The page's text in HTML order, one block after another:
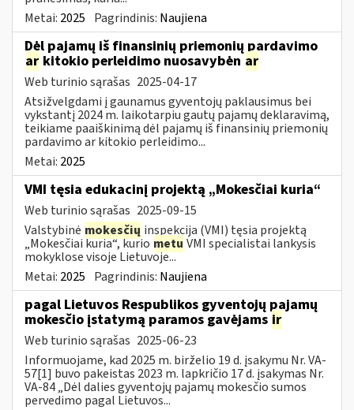
Metai: 2025 Pagrindinis: Naujiena
Dėl pajamų iš finansinių priemonių pardavimo
ar kitokio perleidimo nuosavybėn ar
Web turinio sąrašas 2025-04-17
Atsižvelgdami į gaunamus gyventojų paklausimus bei
vykstantį 2024 m. laikotarpiu gautų pajamų deklaravimą,
teikiame paaiškinimą dėl pajamų iš finansinių priemonių
pardavimo ar kitokio perleidimo...
Metai: 2025
VMI tęsia edukacinį projektą „Mokesčiai kuria“
Web turinio sąrašas 2025-09-15
Valstybinė mokesčių inspekcija (VMI) tęsia projektą
„Mokesčiai kuria“, kurio metu VMI specialistai lankysis
mokyklose visoje Lietuvoje...
Metai: 2025 Pagrindinis: Naujiena
pagal Lietuvos Respublikos gyventojų pajamų
mokesčio įstatymą paramos gavėjams ir
Web turinio sąrašas 2025-06-23
Informuojame, kad 2025 m. birželio 19 d. įsakymu Nr. VA-
57[1] buvo pakeistas 2023 m. lapkričio 17 d. įsakymas Nr.
VA-84 „Dėl dalies gyventojų pajamų mokesčio sumos
pervedimo pagal Lietuvos...